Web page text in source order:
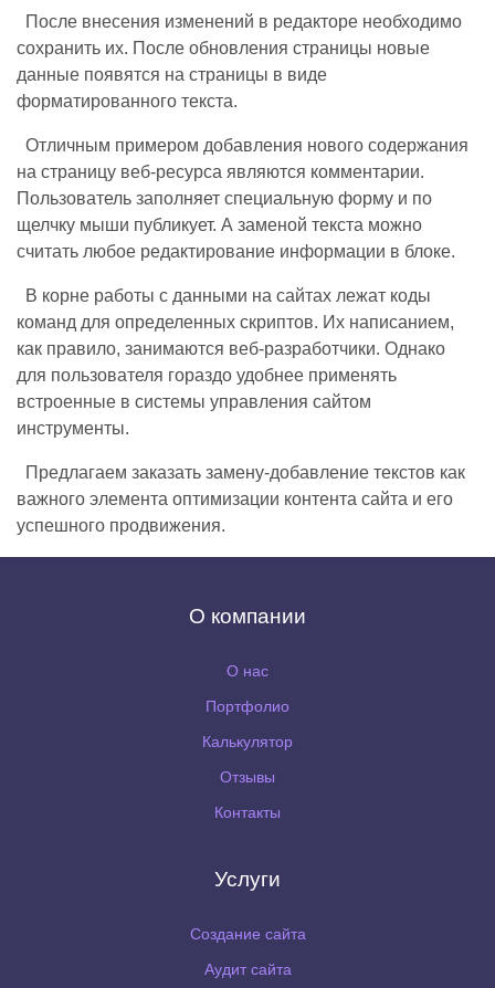
После внесения изменений в редакторе необходимо
сохранить их. После обновления страницы новые
данные появятся на страницы в виде
форматированного текста.
Отличным примером добавления нового содержания
на страницу веб-ресурса являются комментарии.
Пользователь заполняет специальную форму и по
щелчку мыши публикует. А заменой текста можно
считать любое редактирование информации в блоке.
В корне работы с данными на сайтах лежат коды
команд для определенных скриптов. Их написанием,
как правило, занимаются веб-разработчики. Однако
для пользователя гораздо удобнее применять
встроенные в системы управления сайтом
инструменты.
Предлагаем заказать замену-добавление текстов как
важного элемента оптимизации контента сайта и его
успешного продвижения.
О компании
О нас
Портфолио
Калькулятор
Отзывы
Контакты
Услуги
Создание сайта
Аудит сайта